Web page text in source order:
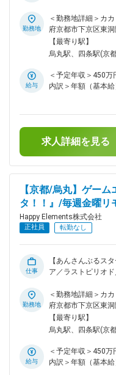
を抽出/可視化でき
ゲーム内のユーザ
ログやデータの時
だけでなく、その
何をすべきかまで提案された経
・イラスト素材を
や、ゲーム中に登
を使用した業務につ
土： 在籍社員は男
32.8%・その他開
ています。年齢・
歳のリーダー職登用の事例も
毎週金曜日は、各
る『クリエイター
もリモートでもOK
1回を上限としたリ
ゆっくり休んでい
施には支障がない
や、女性特有の体
トにより育休取得率
マ、パパの育休取
は全額会社が負担
積極的に行ってい
ことができる『サ
て、業務時間の一
す。また、社内ル
個人での作品制作
す。 ※その他ユニーク
会社の定める業務
勤務地
＜勤務地詳細＞カ
府京都市下京区東
四条烏丸ビル
動喫煙対策：屋内
【最寄り駅】
烏丸駅、四条駅(京
給与
＜予定年収＞450
内訳＞年額（基本
有無＞有＜残業手
上、当社規定によ
ブ：会社業績に応
給(月額)は固定手当
求人詳細を見る
【京都/烏丸】ゲー
タ！！』/毎週金曜
Happy Elements株式会社
正社員 転勤なし
仕事
【あんさんぶるス
ア／ラストピリオ
スマートフォン向
発・運用業務 ■独自のスキルアップ支援制度： 特定の資格に
合格した場合、そ
資料・技術書の購
プロジェクトを立
度』があります。
勤務地
＜勤務地詳細＞カ
府京都市下京区東
四条烏丸ビル
動喫煙対策：屋内
【最寄り駅】
烏丸駅、四条駅(京
給与
＜予定年収＞450
内訳＞年額（基本